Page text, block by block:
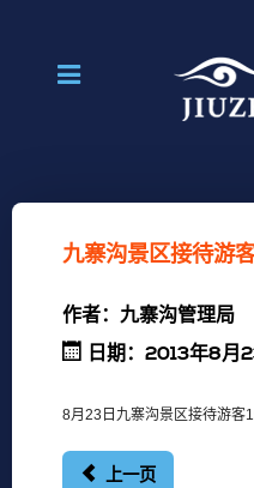
九寨沟景区接待游
作者： 九寨沟管理局
日期：2013年8月
8月23日九寨沟景区接待游客
上一页